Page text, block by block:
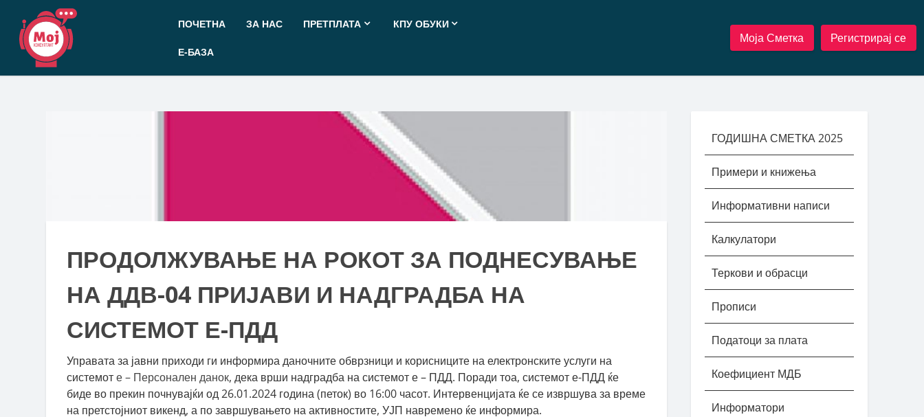
Прескокнете
содржината
ПОЧЕТНА ЗА НАС ПРЕТПЛАТА КПУ ОБУКИ
Е-БАЗА
Моја Сметка Регистрирај се
ПРОДОЛЖУВАЊЕ НА РОКОТ ЗА ПОДНЕСУВАЊЕ
НА ДДВ-04 ПРИЈАВИ И НАДГРАДБА НА
СИСТЕМОТ Е-ПДД
Управата за јавни приходи ги информира даночните обврзници и корисниците на електронските услуги на
системоте – Персонален данок, дека врши надградба на системот е – ПДД. Поради тоа, системот е-ПДД ќе
биде во прекин почнувајќи од 26.01.2024 година (петок) во 16:00 часот. Интервенцијата ќе се извршува за време
на претстојниот викенд, а по завршувањето на активностите, УЈП навремено ќе информира.
ГОДИШНА СМЕТКА 2025
Примери и книжења
Информативни написи
Калкулатори
Теркови и обрасци
Прописи
Податоци за плата
Коефициент МДБ
Информатори